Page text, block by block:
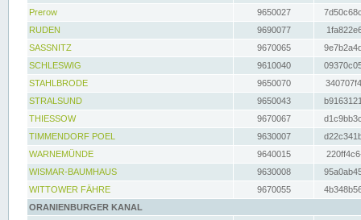
Prerow
9650027
RUDEN
9690077
SASSNITZ
9670065
SCHLESWIG
9610040
STAHLBRODE
9650070
STRALSUND
9650043
THIESSOW
9670067
TIMMENDORF POEL
9630007
WARNEMÜNDE
9640015
WISMAR-BAUMHAUS
9630008
WITTOWER FÄHRE
9670055
ORANIENBURGER KANAL